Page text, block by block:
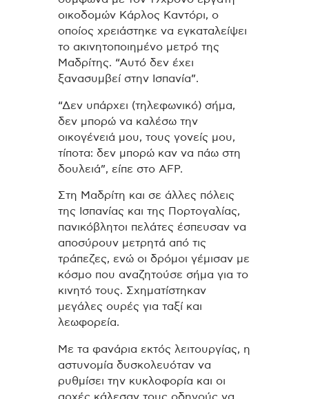
οικοδομών Κάρλος Καντόρι, ο
οποίος χρειάστηκε να εγκαταλείψει
το ακινητοποιημένο μετρό της
Μαδρίτης. “Αυτό δεν έχει
ξανασυμβεί στην Ισπανία”.
“Δεν υπάρχει (τηλεφωνικό) σήμα,
δεν μπορώ να καλέσω την
οικογένειά μου, τους γονείς μου,
τίποτα: δεν μπορώ καν να πάω στη
δουλειά”, είπε στο AFP.
Στη Μαδρίτη και σε άλλες πόλεις
της Ισπανίας και της Πορτογαλίας,
πανικόβλητοι πελάτες έσπευσαν να
αποσύρουν μετρητά από τις
τράπεζες, ενώ οι δρόμοι γέμισαν με
κόσμο που αναζητούσε σήμα για το
κινητό τους. Σχηματίστηκαν
μεγάλες ουρές για ταξί και
λεωφορεία.
Με τα φανάρια εκτός λειτουργίας, η
αστυνομία δυσκολευόταν να
ρυθμίσει την κυκλοφορία και οι